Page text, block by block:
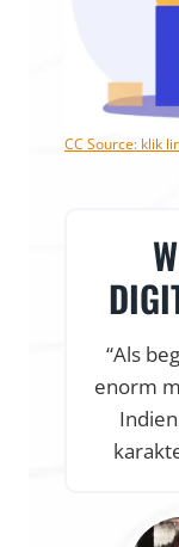
CC Source: klik
“Als
enorm